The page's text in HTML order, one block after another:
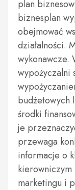
plan
biznesplan
obejmować
działalności.
wykonawcze.
wypożyczalni
budżetowych
środki
je
przewaga
informacje o
kierowniczym
marketingu i